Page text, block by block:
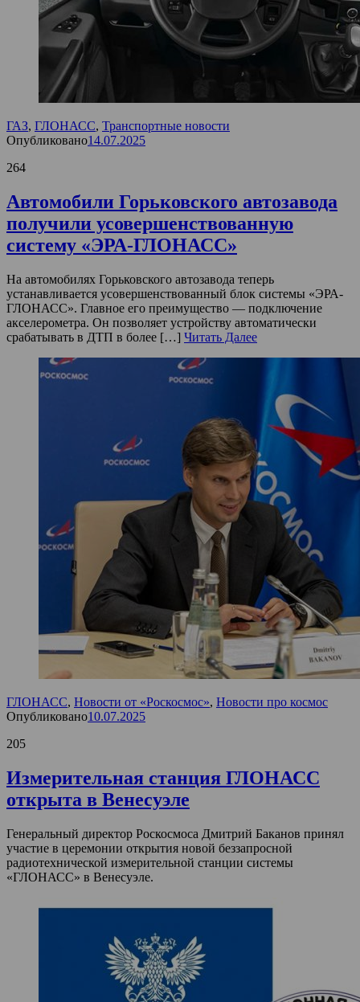
ГАЗ, ГЛОНАСС, Транспортные новости
Опубликовано14.07.2025
264
Автомобили Горьковского автозавода
получили усовершенствованную
систему «ЭРА-ГЛОНАСС»
На автомобилях Горьковского автозавода теперь
устанавливается усовершенствованный блок системы «ЭРА-
ГЛОНАСС». Главное его преимущество — подключение
акселерометра. Он позволяет устройству автоматически
срабатывать в ДТП в более […] Читать Далее
ГЛОНАСС, Новости от «Роскосмос», Новости про космос
Опубликовано10.07.2025
205
Измерительная станция ГЛОНАСС
открыта в Венесуэле
Генеральный директор Роскосмоса Дмитрий Баканов принял
участие в церемонии открытия новой беззапросной
радиотехнической измерительной станции системы
«ГЛОНАСС» в Венесуэле.